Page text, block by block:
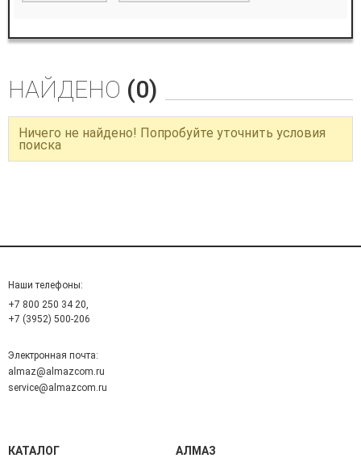
НАЙДЕНО (0)
Ничего не найдено! Попробуйте уточнить условия
поиска
Наши телефоны:
+7 800 250 34 20,
+7 (3952) 500-206
Электронная почта:
almaz@almazcom.ru
service@almazcom.ru
КАТАЛОГ АЛМАЗ